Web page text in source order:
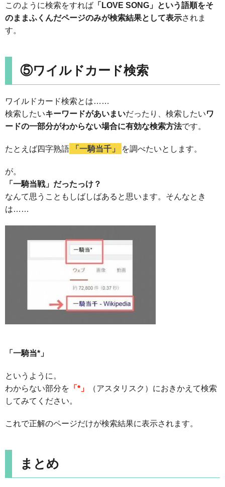
このように検索をすれば 「LOVE SONG」という語順をそ
のままふくんだページのみが検索結果として表示されま
す。
⑤ワイルドカード検索
ワイルドカード検索とは……
検索したいキーワードがあいまいだったり、検索したいワ
ードの一部分がわからない場合に有効な検索方法です。
たとえば四字熟語 「一騎当千」 を調べたいとします。
が。
「一騎当戦」だったっけ？
なんて思うこともしばしばあると思います。そんなとき
は……
「一騎当*」
というように。
わからない部分を 「*」
（アスタリスク）におきかえて検索
してみてください。
これで正解のページだけが検索結果に表示されます。
まとめ